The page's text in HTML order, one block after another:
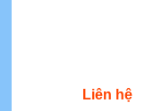
Liên hệ